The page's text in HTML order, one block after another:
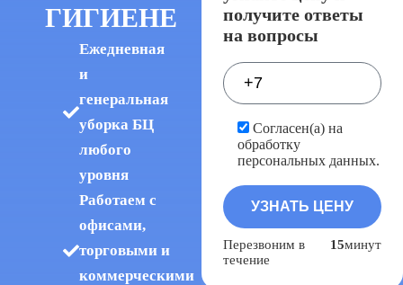
ГИГИЕНЕ
Ежедневная
и
генеральная
уборка БЦ
любого
уровня
Работаем с
офисами,
торговыми и
коммерческими
получите ответы
на вопросы
Согласен(а) на
обработку
персональных данных.
Перезвоним в
течение
15минут